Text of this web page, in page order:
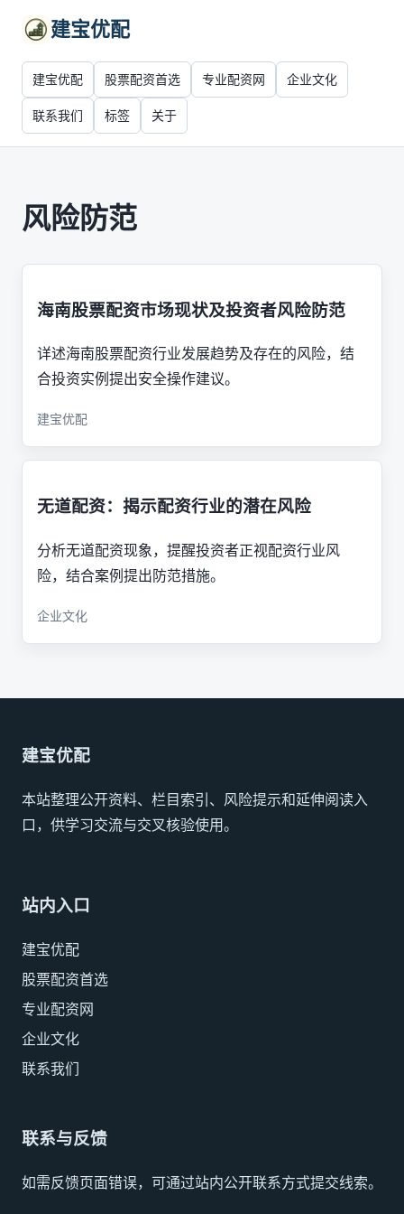
建宝优配
建宝优配 股票配资首选 专业配资网 企业文化
联系我们 标签 关于
风险防范
海南股票配资市场现状及投资者风险防范
详述海南股票配资行业发展趋势及存在的风险，结
合投资实例提出安全操作建议。
建宝优配
无道配资：揭示配资行业的潜在风险
分析无道配资现象，提醒投资者正视配资行业风
险，结合案例提出防范措施。
企业文化
建宝优配
本站整理公开资料、栏目索引、风险提示和延伸阅读入
口，供学习交流与交叉核验使用。
站内入口
建宝优配
股票配资首选
专业配资网
企业文化
联系我们
联系与反馈
如需反馈页面错误，可通过站内公开联系方式提交线索。